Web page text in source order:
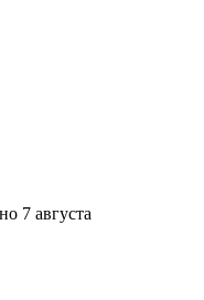
7 августа